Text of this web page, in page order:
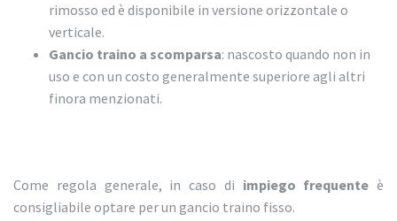
rimosso ed è disponibile in versione orizzontale o
verticale.
Gancio traino a scomparsa: nascosto quando non in
uso e con un costo generalmente superiore agli altri
finora menzionati.
Come regola generale, in caso di impiego frequente è
consigliabile optare per un gancio traino fisso.